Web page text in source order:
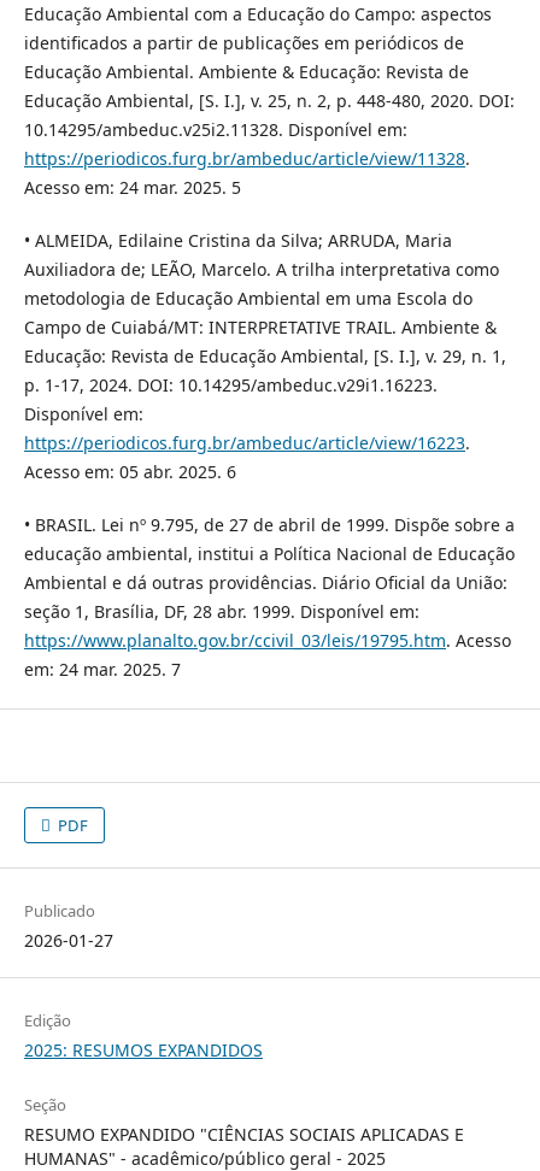
Educação Ambiental com a Educação do Campo: aspectos
identificados a partir de publicações em periódicos de
Educação Ambiental. Ambiente & Educação: Revista de
Educação Ambiental, [S. I.], v. 25, n. 2, p. 448-480, 2020. DOI:
10.14295/ambeduc.v25i2.11328. Disponível em:
https://periodicos.furg.br/ambeduc/article/view/11328.
Acesso em: 24 mar. 2025. 5
• ALMEIDA, Edilaine Cristina da Silva; ARRUDA, Maria
Auxiliadora de; LEÃO, Marcelo. A trilha interpretativa como
metodologia de Educação Ambiental em uma Escola do
Campo de Cuiabá/MT: INTERPRETATIVE TRAIL. Ambiente &
Educação: Revista de Educação Ambiental, [S. I.], v. 29, n. 1,
p. 1-17, 2024. DOI: 10.14295/ambeduc.v29i1.16223.
Disponível em:
https://periodicos.furg.br/ambeduc/article/view/16223.
Acesso em: 05 abr. 2025. 6
• BRASIL. Lei nº 9.795, de 27 de abril de 1999. Dispõe sobre a
educação ambiental, institui a Política Nacional de Educação
Ambiental e dá outras providências. Diário Oficial da União:
seção 1, Brasília, DF, 28 abr. 1999. Disponível em:
https://www.planalto.gov.br/ccivil_03/leis/19795.htm. Acesso
em: 24 mar. 2025. 7
PDF
Publicado
2026-01-27
Edição
2025: RESUMOS EXPANDIDOS
Seção
RESUMO EXPANDIDO "CIÊNCIAS SOCIAIS APLICADAS E
HUMANAS" - acadêmico/público geral - 2025